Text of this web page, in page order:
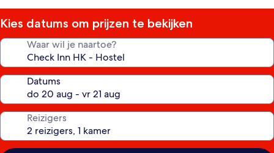
Kies datums om prijzen te bekijken
Waar wil je naartoe?
Datums
Reizigers